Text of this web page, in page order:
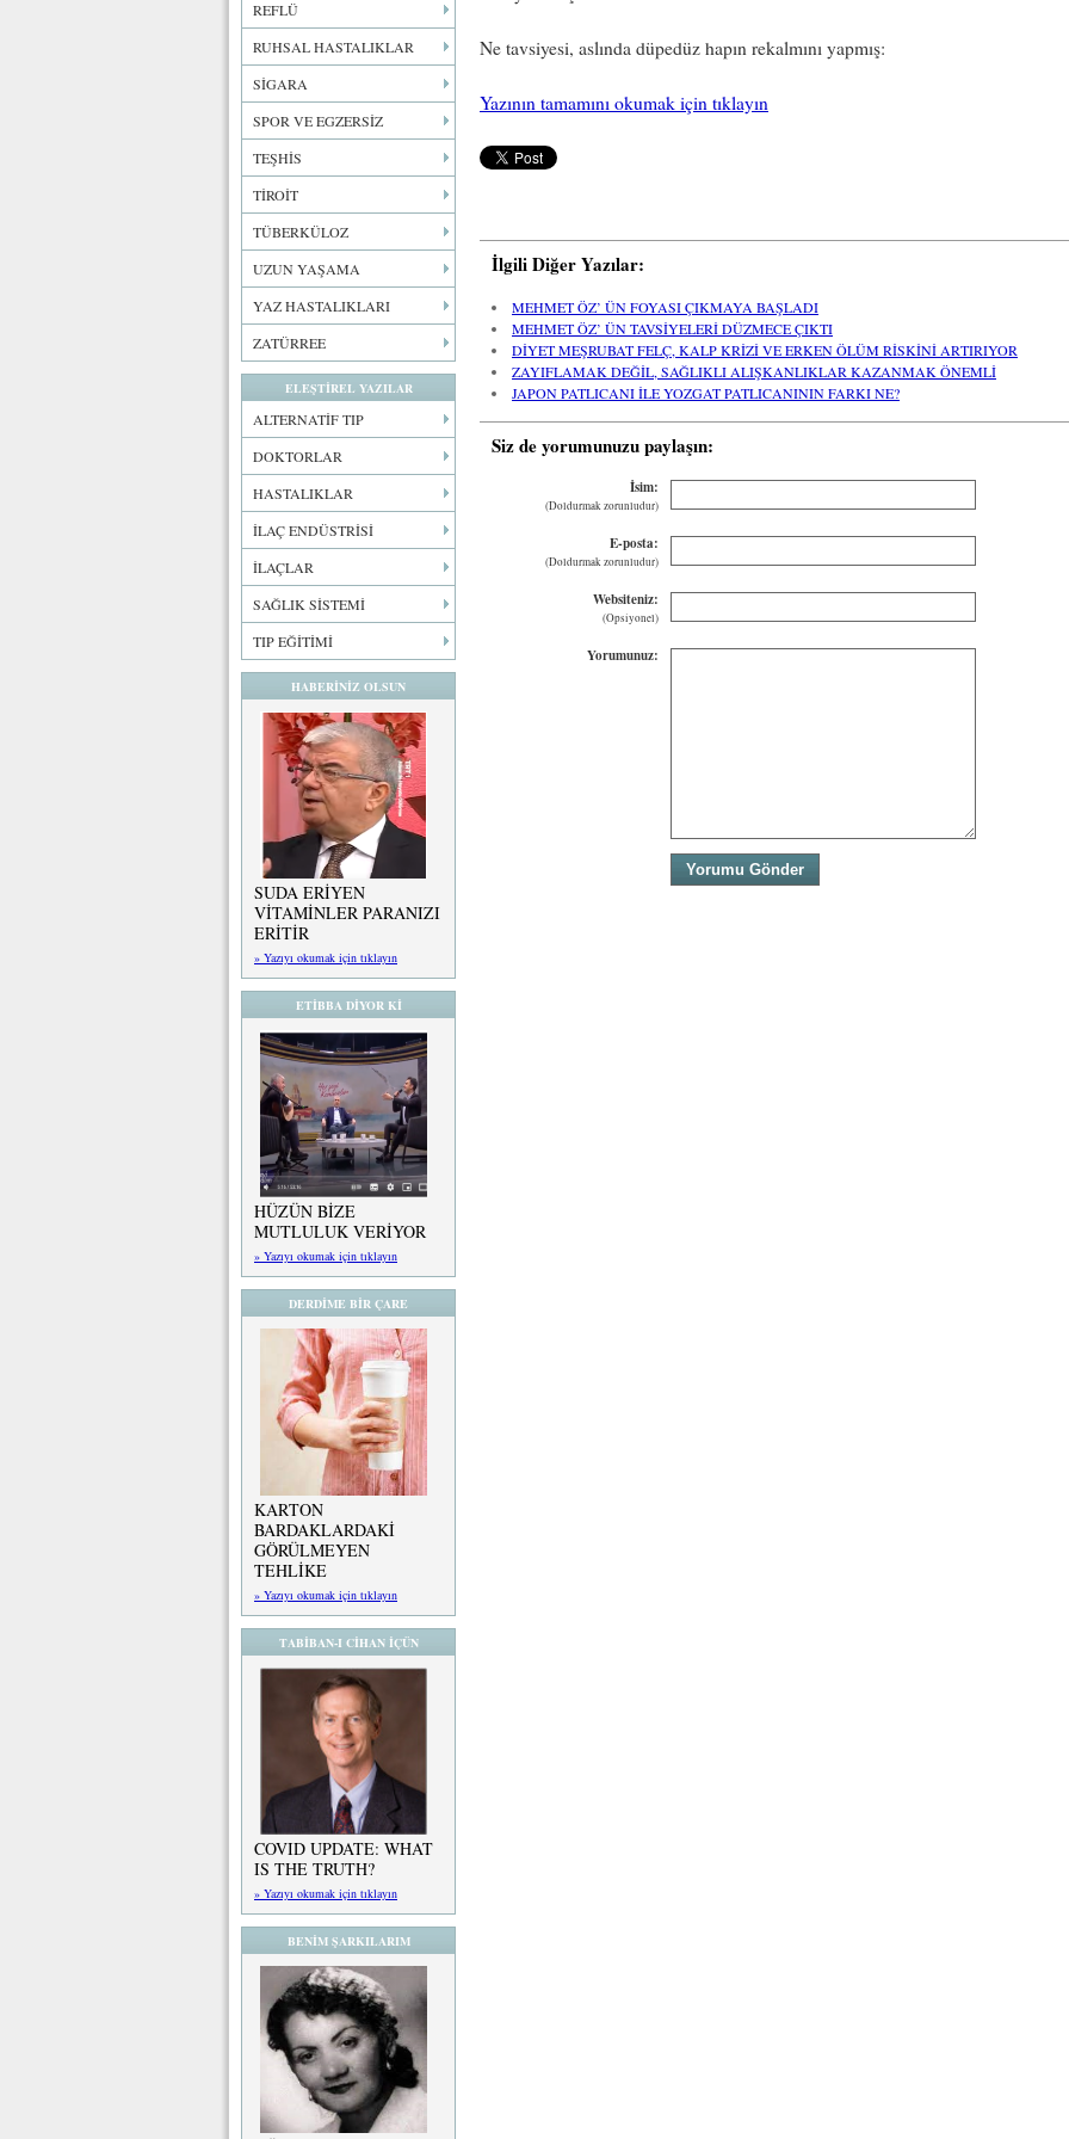
REFLÜ
RUHSAL HASTALIKLAR
SİGARA
SPOR VE EGZERSİZ
TEŞHİS
TİROİT
TÜBERKÜLOZ
UZUN YAŞAMA
YAZ HASTALIKLARI
ZATÜRREE
ELEŞTİREL YAZILAR
ALTERNATİF TIP
DOKTORLAR
HASTALIKLAR
İLAÇ ENDÜSTRİSİ
İLAÇLAR
SAĞLIK SİSTEMİ
TIP EĞİTİMİ
HABERİNİZ OLSUN
SUDA ERİYEN
VİTAMİNLER PARANIZI
ERİTİR
» Yazıyı okumak için tıklayın
ETİBBA DİYOR Kİ
HÜZÜN BİZE
MUTLULUK VERİYOR
» Yazıyı okumak için tıklayın
DERDİME BİR ÇARE
KARTON
BARDAKLARDAKİ
GÖRÜLMEYEN
TEHLİKE
» Yazıyı okumak için tıklayın
TABİBAN-I CİHAN İÇÜN
COVID UPDATE: WHAT
IS THE TRUTH?
» Yazıyı okumak için tıklayın
BENİM ŞARKILARIM
Ne tavsiyesi, aslında düpedüz hapın rekalmını yapmış:
Yazının tamamını okumak için tıklayın
İlgili Diğer Yazılar:
MEHMET ÖZ’ ÜN FOYASI ÇIKMAYA BAŞLADI
MEHMET ÖZ’ ÜN TAVSİYELERİ DÜZMECE ÇIKTI
DİYET MEŞRUBAT FELÇ, KALP KRİZİ VE ERKEN ÖLÜM RİSKİNİ ARTIRIYOR
ZAYIFLAMAK DEĞİL, SAĞLIKLI ALIŞKANLIKLAR KAZANMAK ÖNEMLİ
JAPON PATLICANI İLE YOZGAT PATLICANININ FARKI NE?
Siz de yorumunuzu paylaşın:
İsim:
(Doldurmak zorunludur)
E-posta:
(Doldurmak zorunludur)
Websiteniz:
(Opsiyonel)
Yorumunuz: